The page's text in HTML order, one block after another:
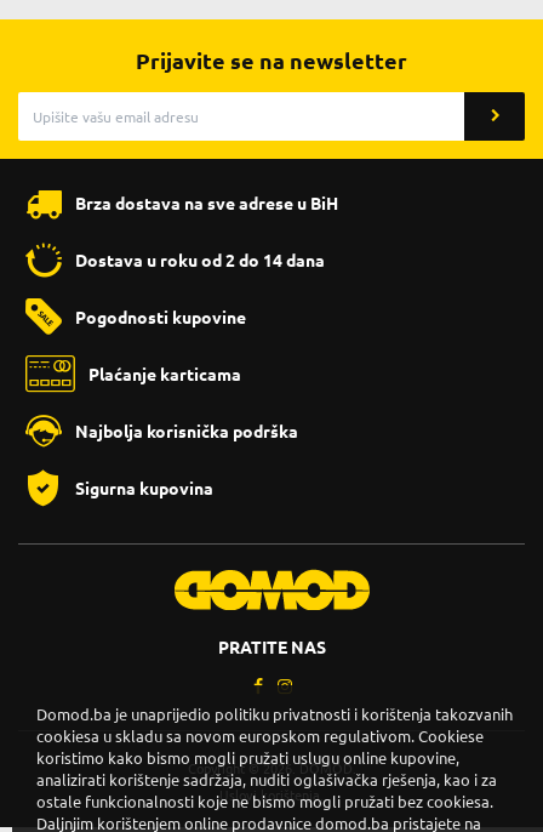
Prijavite se na newsletter
Brza dostava na sve adrese u BiH
Dostava u roku od 2 do 14 dana
Pogodnosti kupovine
Plaćanje karticama
Najbolja korisnička podrška
Sigurna kupovina
PRATITE NAS
Copyright © 2026. DOMOD.
Uslovi korištenja
Domod.ba je unaprijedio politiku privatnosti i korištenja takozvanih
cookiesa u skladu sa novom europskom regulativom. Cookiese
koristimo kako bismo mogli pružati uslugu online kupovine,
analizirati korištenje sadržaja, nuditi oglašivačka rješenja, kao i za
ostale funkcionalnosti koje ne bismo mogli pružati bez cookiesa.
Daljnjim korištenjem online prodavnice domod.ba pristajete na